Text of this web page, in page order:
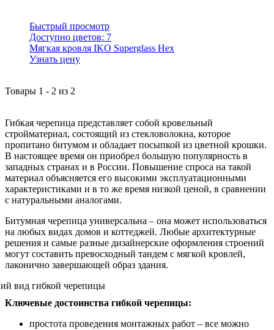
Быстрый просмотр
Доступно цветов: 7
Мягкая кровля IKO Superglass Hex
Узнать цену
Товары 1 - 2 из 2
Гибкая черепица представляет собой кровельный
стройматериал, состоящий из стекловолокна, которое
пропитано битумом и обладает посыпкой из цветной крошки.
В настоящее время он приобрел большую популярность в
западных странах и в России. Повышение спроса на такой
материал объясняется его высокими эксплуатационными
характеристиками и в то же время низкой ценой, в сравнении
с натуральными аналогами.
Битумная черепица универсальна – она может использоваться
на любых видах домов и коттеджей. Любые архитектурные
решения и самые разные дизайнерские оформления строений
могут составить превосходный тандем с мягкой кровлей,
лаконично завершающей образ здания.
Ключевые достоинства гибкой черепицы:
простота проведения монтажных работ – все можно